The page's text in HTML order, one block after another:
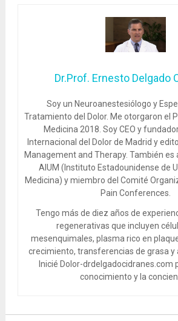
Dr.Prof. Ernesto Delgado
Soy un Neuroanestesiólogo y
Tratamiento del Dolor. Me otorgaron el
Medicina 2018. Soy CEO y
Internacional del Dolor de Madrid y
Management and Therapy. También es
AIUM (Instituto Estadounidense de
Medicina) y miembro del Comité
Pain Conferences.
Tengo más de diez años de
regenerativas que incluyen
mesenquimales, plasma rico en
crecimiento, transferencias de grasa y
Inicié Dolor-drdelgadocidranes.com
conocimiento y la